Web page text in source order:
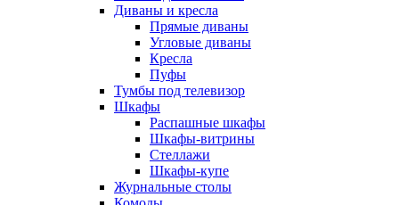
Диваны и кресла
Прямые диваны
Угловые диваны
Кресла
Пуфы
Тумбы под телевизор
Шкафы
Распашные шкафы
Шкафы-витрины
Стеллажи
Шкафы-купе
Журнальные столы